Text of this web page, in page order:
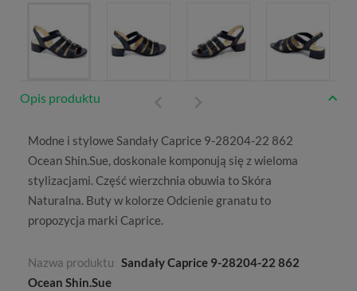
Opis produktu
Modne i stylowe Sandały Caprice 9-28204-22 862
Ocean Shin.Sue, doskonale komponują się z wieloma
stylizacjami. Część wierzchnia obuwia toSkóra
Naturalna. Buty w kolorze Odcienie granatu to
propozycja marki Caprice.
Nazwa produktu Sandały Caprice 9-28204-22 862
Ocean Shin.Sue